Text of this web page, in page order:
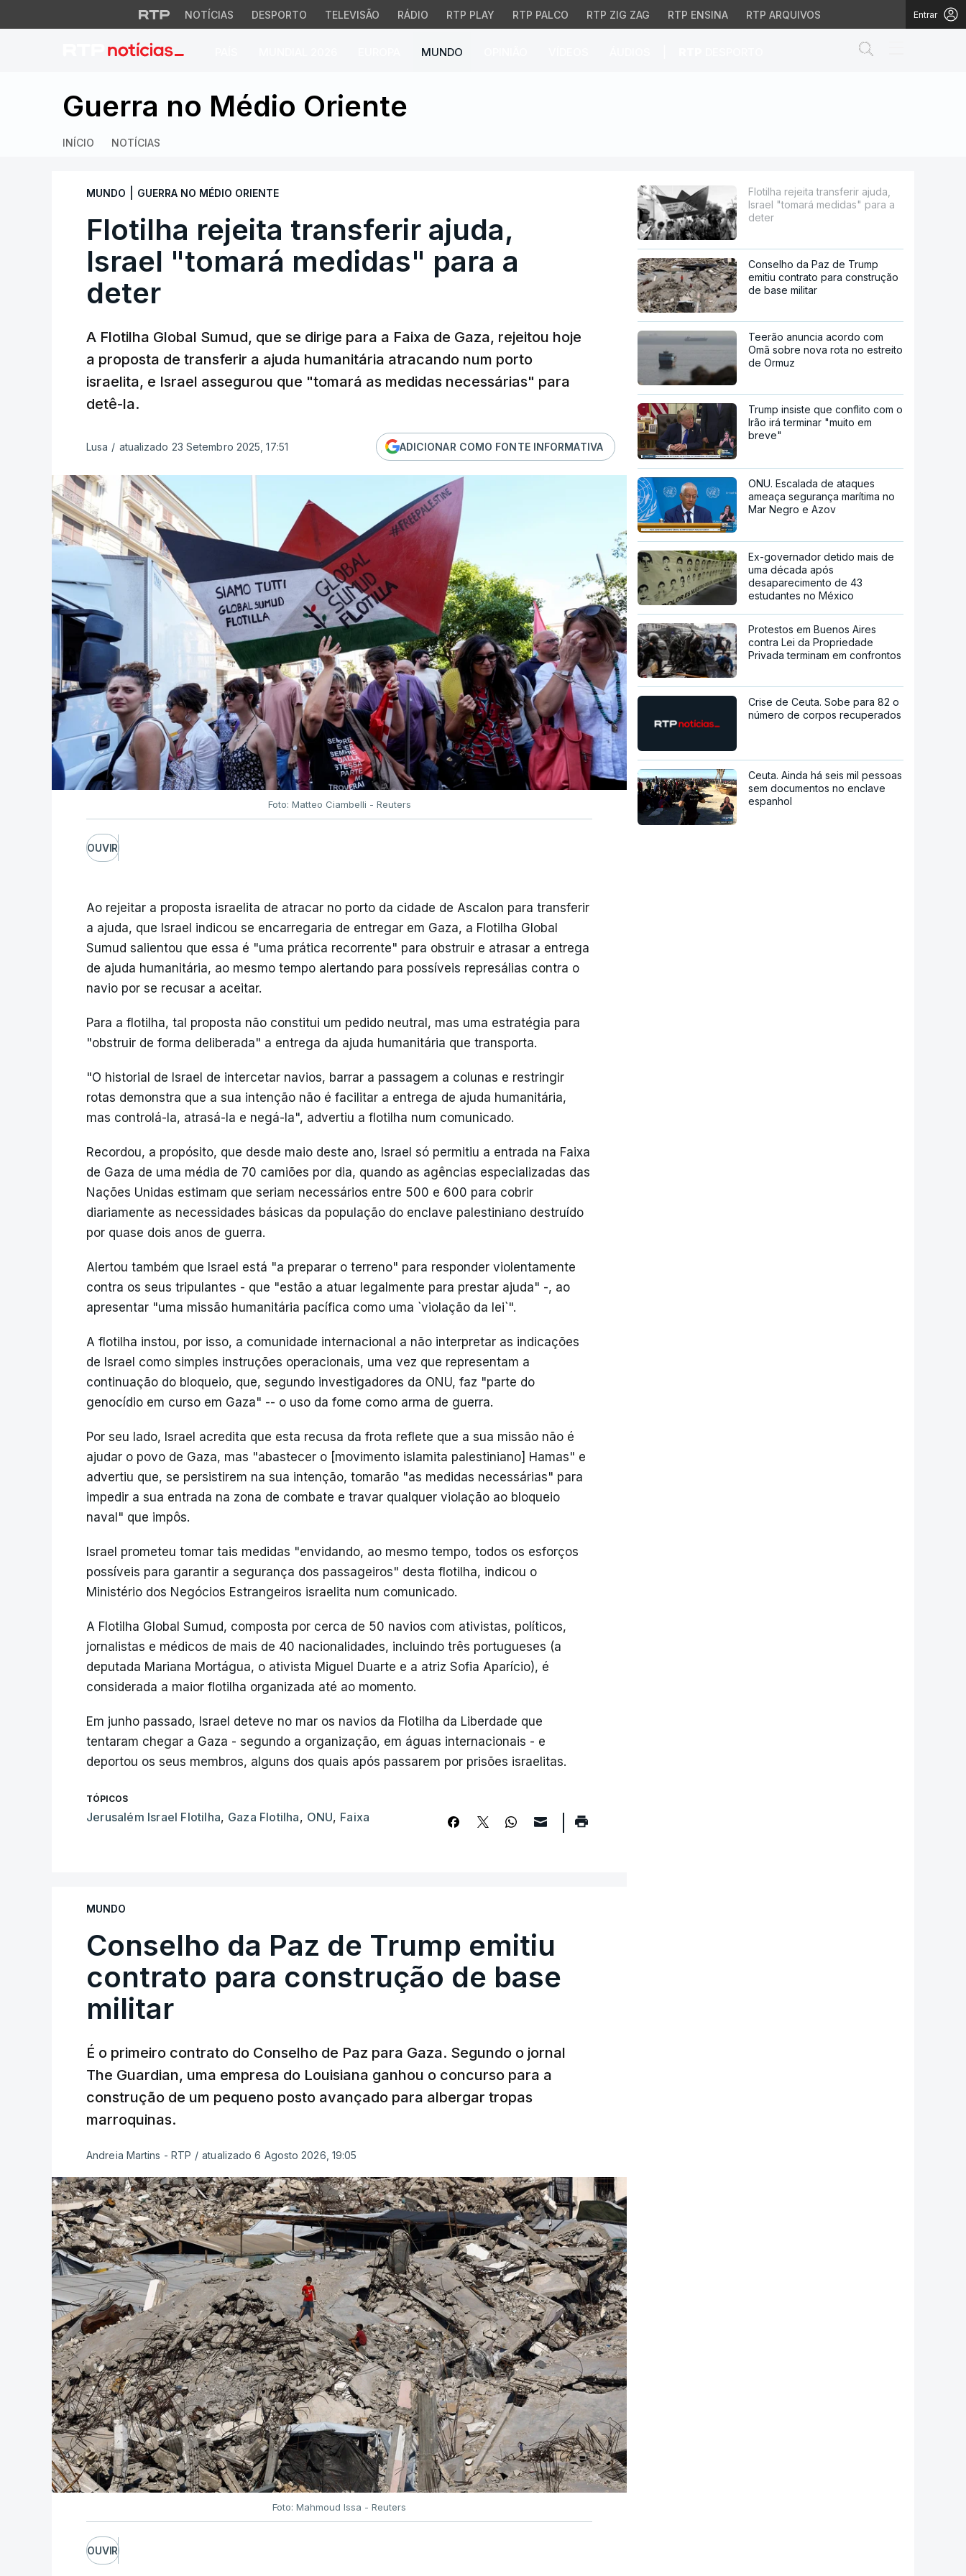
NOTÍCIAS DESPORTO TELEVISÃO RÁDIO RTP PLAY RTP PALCO RTP ZIG ZAG RTP ENSINA RTP ARQUIVOS Entrar
MUNDO
Flotilha rejeita transferir ajuda, Israel "tomará medidas" para a
Guerra no Médio Oriente
INÍCIO NOTÍCIAS
MUNDO GUERRA NO MÉDIO ORIENTE
Flotilha rejeita transferir ajuda,
Israel "tomará medidas" para a
deter
A Flotilha Global Sumud, que se dirige para a Faixa de Gaza, rejeitou hoje
a proposta de transferir a ajuda humanitária atracando num porto
israelita, e Israel assegurou que "tomará as medidas necessárias" para
detê-la.
Lusa / atualizado 23 Setembro 2025, 17:51 ADICIONAR COMO FONTE INFORMATIVA
Foto: Matteo Ciambelli - Reuters
OUVIR
Ao rejeitar a proposta israelita de atracar no porto da cidade de Ascalon para transferir
a ajuda, que Israel indicou se encarregaria de entregar em Gaza, a Flotilha Global
Sumud salientou que essa é "uma prática recorrente" para obstruir e atrasar a entrega
de ajuda humanitária, ao mesmo tempo alertando para possíveis represálias contra o
navio por se recusar a aceitar.
Para a flotilha, tal proposta não constitui um pedido neutral, mas uma estratégia para
"obstruir de forma deliberada" a entrega da ajuda humanitária que transporta.
"O historial de Israel de intercetar navios, barrar a passagem a colunas e restringir
rotas demonstra que a sua intenção não é facilitar a entrega de ajuda humanitária,
mas controlá-la, atrasá-la e negá-la", advertiu a flotilha num comunicado.
Recordou, a propósito, que desde maio deste ano, Israel só permitiu a entrada na Faixa
de Gaza de uma média de 70 camiões por dia, quando as agências especializadas das
Nações Unidas estimam que seriam necessários entre 500 e 600 para cobrir
diariamente as necessidades básicas da população do enclave palestiniano destruído
por quase dois anos de guerra.
Alertou também que Israel está "a preparar o terreno" para responder violentamente
contra os seus tripulantes - que "estão a atuar legalmente para prestar ajuda" -, ao
apresentar "uma missão humanitária pacífica como uma `violação da lei`".
A flotilha instou, por isso, a comunidade internacional a não interpretar as indicações
de Israel como simples instruções operacionais, uma vez que representam a
continuação do bloqueio, que, segundo investigadores da ONU, faz "parte do
genocídio em curso em Gaza" -- o uso da fome como arma de guerra.
Por seu lado, Israel acredita que esta recusa da frota reflete que a sua missão não é
ajudar o povo de Gaza, mas "abastecer o [movimento islamita palestiniano] Hamas" e
advertiu que, se persistirem na sua intenção, tomarão "as medidas necessárias" para
impedir a sua entrada na zona de combate e travar qualquer violação ao bloqueio
naval" que impôs.
Israel prometeu tomar tais medidas "envidando, ao mesmo tempo, todos os esforços
possíveis para garantir a segurança dos passageiros" desta flotilha, indicou o
Ministério dos Negócios Estrangeiros israelita num comunicado.
A Flotilha Global Sumud, composta por cerca de 50 navios com ativistas, políticos,
jornalistas e médicos de mais de 40 nacionalidades, incluindo três portugueses (a
deputada Mariana Mortágua, o ativista Miguel Duarte e a atriz Sofia Aparício), é
considerada a maior flotilha organizada até ao momento.
Em junho passado, Israel deteve no mar os navios da Flotilha da Liberdade que
tentaram chegar a Gaza - segundo a organização, em águas internacionais - e
deportou os seus membros, alguns dos quais após passarem por prisões israelitas.
TÓPICOS
Jerusalém Israel Flotilha, Gaza Flotilha, ONU, Faixa
MUNDO
Conselho da Paz de Trump emitiu
contrato para construção de base
militar
É o primeiro contrato do Conselho de Paz para Gaza. Segundo o jornal
The Guardian, uma empresa do Louisiana ganhou o concurso para a
construção de um pequeno posto avançado para albergar tropas
marroquinas.
Andreia Martins - RTP / atualizado 6 Agosto 2026, 19:05
Foto: Mahmoud Issa - Reuters
OUVIR
Flotilha rejeita transferir ajuda,
Israel "tomará medidas" para a
deter
Conselho da Paz de Trump
emitiu contrato para construção
de base militar
Teerão anuncia acordo com
Omã sobre nova rota no estreito
de Ormuz
Trump insiste que conflito com o
Irão irá terminar "muito em
breve"
ONU. Escalada de ataques
ameaça segurança marítima no
Mar Negro e Azov
Ex-governador detido mais de
uma década após
desaparecimento de 43
estudantes no México
Protestos em Buenos Aires
contra Lei da Propriedade
Privada terminam em confrontos
Crise de Ceuta. Sobe para 82 o
número de corpos recuperados
Ceuta. Ainda há seis mil pessoas
sem documentos no enclave
espanhol